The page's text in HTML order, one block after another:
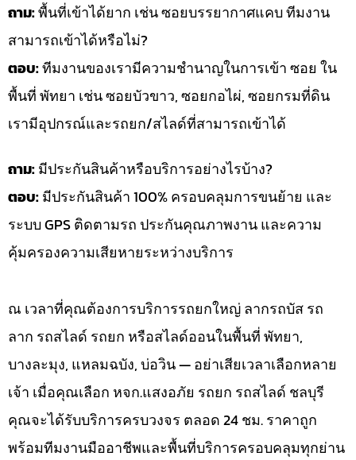
ถาม:พื้นที่เข้าได้ยาก เช่น ซอยบรรยากาศแคบ ทีมงาน
สามารถเข้าได้หรือไม่?
ตอบ:ทีมงานของเรามีความชำนาญในการเข้า ซอย ใน
พื้นที่ พัทยา เช่น ซอยบัวขาว, ซอยกอไผ่, ซอยกรมที่ดิน
เรามีอุปกรณ์และรถยก/สไลด์ที่สามารถเข้าได้
ถาม:มีประกันสินค้าหรือบริการอย่างไรบ้าง?
ตอบ:มีประกันสินค้า 100% ครอบคลุมการขนย้าย และ
ระบบ GPS ติดตามรถ ประกันคุณภาพงาน และความ
คุ้มครองความเสียหายระหว่างบริการ
ณ เวลาที่คุณต้องการบริการรถยกใหญ่ ลากรถบัส รถ
ลาก รถสไลด์ รถยก หรือสไลด์ออนในพื้นที่ พัทยา,
บางละมุง, แหลมฉบัง, บ่อวิน — อย่าเสียเวลาเลือกหลาย
เจ้า เมื่อคุณเลือก หจก.แสงอภัย รถยก รถสไลด์ ชลบุรี
คุณจะได้รับบริการครบวงจร ตลอด 24 ชม. ราคาถูก
พร้อมทีมงานมืออาชีพและพื้นที่บริการครอบคลุมทุกย่าน